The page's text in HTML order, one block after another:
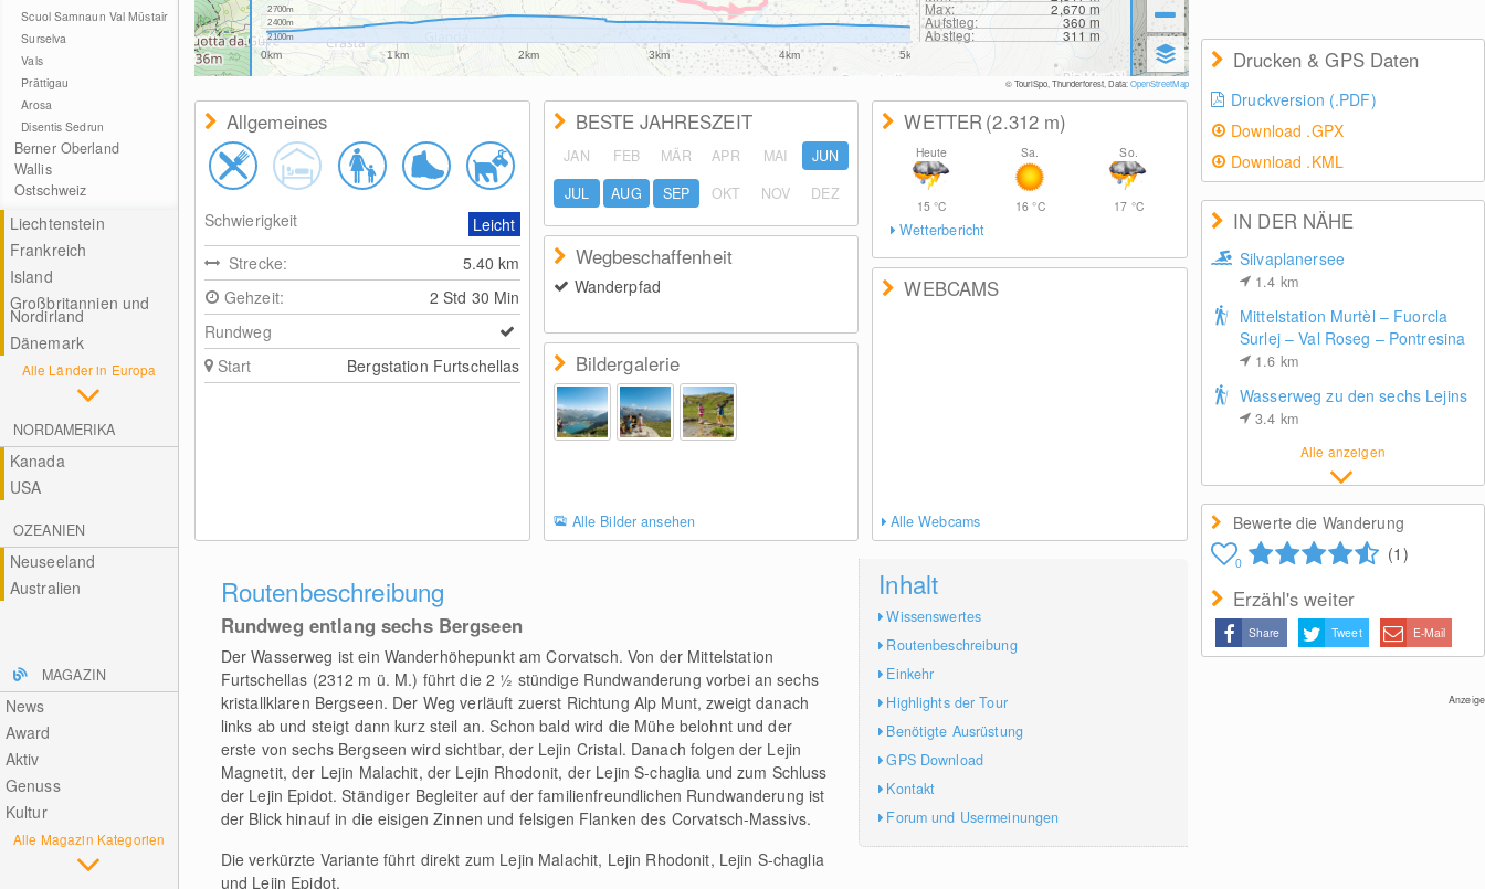
Scuol Samnaun Val Müstair
Surselva
Vals
Prättigau
Arosa
Disentis Sedrun
Berner Oberland
Wallis
Ostschweiz
Liechtenstein
Frankreich
Island
Großbritannien und
Nordirland
Dänemark
Alle Länder in Europa
NORDAMERIKA
Kanada
USA
OZEANIEN
Neuseeland
Australien
MAGAZIN
News
Award
Aktiv
Genuss
Kultur
Alle Magazin Kategorien
0km 1km 2km 3km 4km 5km
2100m
2400m
2700m Max: 2,670m
Aufstieg: 360m
Abstieg: 311m
© TouriSpo, Thunderforest, Data:OpenStreetMap
Drucken & GPS Daten
Druckversion (.PDF)
Download .GPX
Download .KML
IN DER NÄHE
Silvaplanersee
1.4 km
Mittelstation Murtèl – Fuorcla
Surlej – Val Roseg – Pontresina
1.6 km
Wasserweg zu den sechs Lejins
3.4 km
Alle anzeigen
Bewerte die Wanderung
0 (1)
Erzähl's weiter
Share Tweet E-Mail
Anzeige
Allgemeines
Schwierigkeit
Leicht
Strecke:
5.40km
Gehzeit:
2 Std 30 Min
Rundweg
Start
Bergstation Furtschellas
BESTE JAHRESZEIT
JAN FEB MÄR APR MAI
JUN
JUL
AUG SEP OKT NOV DEZ
Wegbeschaffenheit
Wanderpfad
Bildergalerie
Alle Bilder ansehen
WETTER(2.312 m)
Heute
15°C
Sa.
16°C
So.
17 °C
Wetterbericht
WEBCAMS
Alle Webcams
Inhalt
Wissenswertes
Routenbeschreibung
Einkehr
Highlights der Tour
Benötigte Ausrüstung
GPS Download
Kontakt
Forum und Usermeinungen
Routenbeschreibung
Rundweg entlang sechs Bergseen
Der Wasserweg ist ein Wanderhöhepunkt am Corvatsch. Von der Mittelstation
Furtschellas (2312 m ü. M.) führt die 2 ½ stündige Rundwanderung vorbei an sechs
kristallklaren Bergseen. Der Weg verläuft zuerst Richtung Alp Munt, zweigt danach
links ab und steigt dann kurz steil an. Schon bald wird die Mühe belohnt und der
erste von sechs Bergseen wird sichtbar, der Lejin Cristal. Danach folgen der Lejin
Magnetit, der Lejin Malachit, der Lejin Rhodonit, der Lejin S-chaglia und zum Schluss
der Lejin Epidot. Ständiger Begleiter auf der familienfreundlichen Rundwanderung ist
der Blick hinauf in die eisigen Zinnen und felsigen Flanken des Corvatsch-Massivs.
Die verkürzte Variante führt direkt zum Lejin Malachit, Lejin Rhodonit, Lejin S-chaglia
und Lejin Epidot.